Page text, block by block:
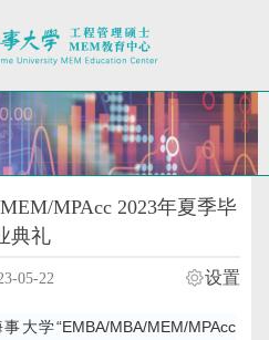
MPAcc 2023年夏季毕
典礼
05-22 设置
大学“EMBA/MBA/MEM/MPAcc